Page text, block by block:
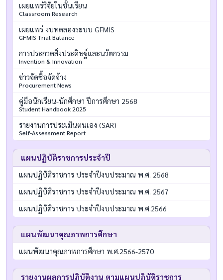
เผยแพร่วิจัยในชั้นเรียน
Classroom Research
เผยแพร่ งบทดลองระบบ GFMIS
GFMIS Trial Balance
การประกวดสิ่งประดิษฐ์และนวัตกรรม
Invention & Innovation
ข่าวจัดชื้อจัดจ้าง
Procurement News
คู่มือนักเรียน-นักศึกษา ปีการศึกษา 2568
Student Handbook 2025
รายงานการประเมินตนเอง (SAR)
Self-Assessment Report
แผนปฏิบัติราชการประจำปี
แผนปฏิบัติราชการ ประจำปีงบประมาณ พ.ศ. 2568
แผนปฏิบัติราชการ ประจำปีงบประมาณ พ.ศ. 2567
แผนปฏิบัติราชการ ประจำปีงบประมาณ พ.ศ.2566
แผนพัฒนาคุณภาพการศึกษา
แผนพัฒนาคุณภาพการศึกษา พ.ศ.2566-2570
รายงานผลการปฏิบัติงาน ตามแผนปฏิบัติราชการ